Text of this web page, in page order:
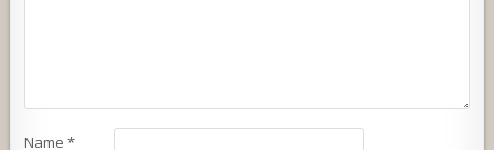
Name*